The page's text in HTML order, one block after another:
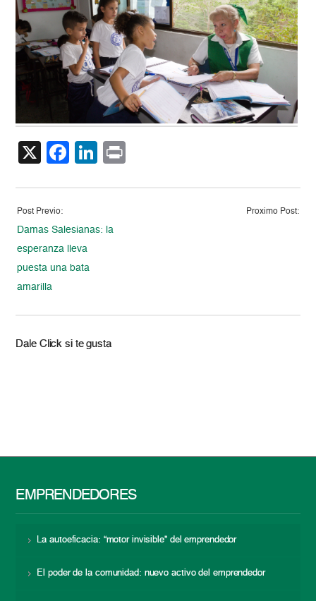
X Facebook
LinkedIn
Post Previo:
Damas Salesianas: la
esperanza lleva
puesta una bata
amarilla
Proximo Post:
Dale Click si te gusta
EMPRENDEDORES
La autoeficacia: “motor invisible” del emprendedor
El poder de la comunidad: nuevo activo del emprendedor